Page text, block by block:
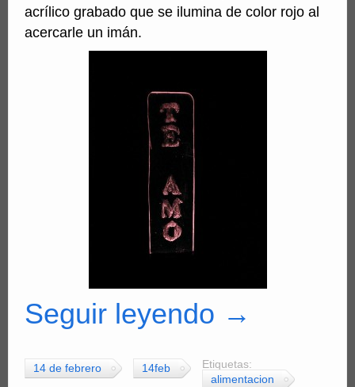
acrílico grabado que se ilumina de color rojo al
acercarle un imán.
Seguir leyendo →
Etiquetas:
14 de febrero
14feb
alimentacion